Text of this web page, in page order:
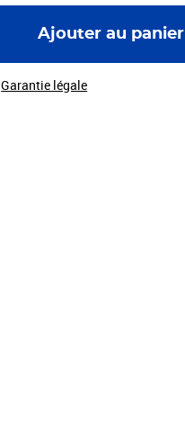
Ajouter au panier
Garantie légale